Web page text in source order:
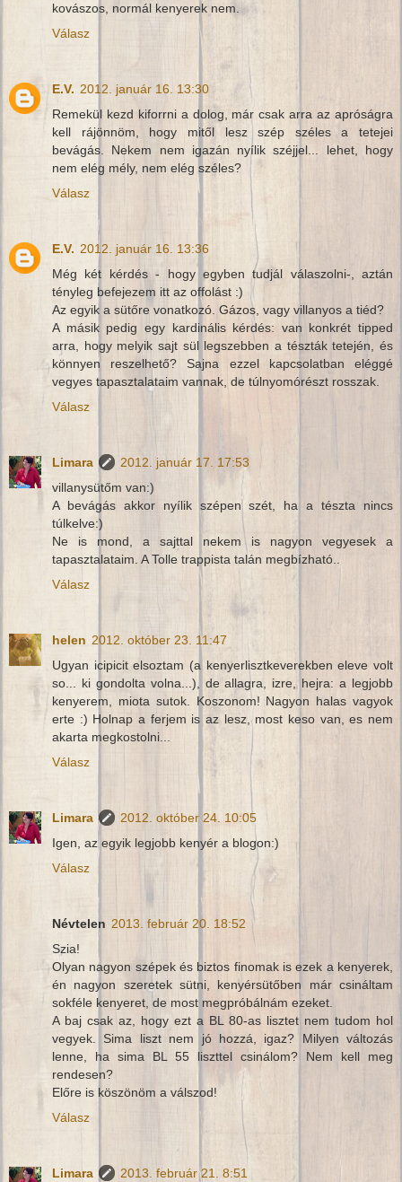
kovászos, normál kenyerek nem.
Válasz
E.V. 2012. január 16. 13:30
Remekül kezd kiforrni a dolog, már csak arra az apróságra
kell rájönnöm, hogy mitől lesz szép széles a tetejei
bevágás. Nekem nem igazán nyílik széjjel... lehet, hogy
nem elég mély, nem elég széles?
Válasz
E.V. 2012. január 16. 13:36
Még két kérdés - hogy egyben tudjál válaszolni-, aztán
tényleg befejezem itt az offolást :)
Az egyik a sütőre vonatkozó. Gázos, vagy villanyos a tiéd?
A másik pedig egy kardinális kérdés: van konkrét tipped
arra, hogy melyik sajt sül legszebben a tészták tetején, és
könnyen reszelhető? Sajna ezzel kapcsolatban eléggé
vegyes tapasztalataim vannak, de túlnyomórészt rosszak.
Válasz
Limara
2012. január 17. 17:53
villanysütőm van:)
A bevágás akkor nyílik szépen szét, ha a tészta nincs
túlkelve:)
Ne is mond, a sajttal nekem is nagyon vegyesek a
tapasztalataim. A Tolle trappista talán megbízható..
Válasz
helen 2012. október 23. 11:47
Ugyan icipicit elsoztam (a kenyerlisztkeverekben eleve volt
so... ki gondolta volna...), de allagra, izre, hejra: a legjobb
kenyerem, miota sutok. Koszonom! Nagyon halas vagyok
erte :) Holnap a ferjem is az lesz, most keso van, es nem
akarta megkostolni...
Válasz
Limara
2012. október 24. 10:05
Igen, az egyik legjobb kenyér a blogon:)
Válasz
Névtelen 2013. február 20. 18:52
Szia!
Olyan nagyon szépek és biztos finomak is ezek a kenyerek,
én nagyon szeretek sütni, kenyérsütőben már csináltam
sokféle kenyeret, de most megpróbálnám ezeket.
A baj csak az, hogy ezt a BL 80-as lisztet nem tudom hol
vegyek. Sima liszt nem jó hozzá, igaz? Milyen változás
lenne, ha sima BL 55 liszttel csinálom? Nem kell meg
rendesen?
Előre is köszönöm a válszod!
Válasz
Limara
2013. február 21. 8:51